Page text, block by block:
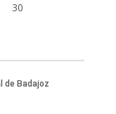
30